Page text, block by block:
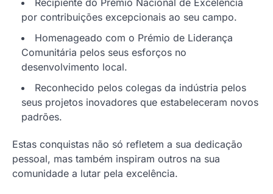
por contribuições excepcionais ao seu campo.
Homenageado com o Prémio de Liderança
Comunitária pelos seus esforços no
desenvolvimento local.
Reconhecido pelos colegas da indústria pelos
seus projetos inovadores que estabeleceram novos
padrões.
Estas conquistas não só refletem a sua dedicação
pessoal, mas também inspiram outros na sua
comunidade a lutar pela excelência.